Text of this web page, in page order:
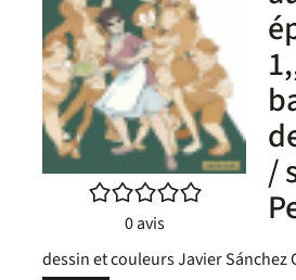
/5
0avis
/
dessin et couleurs Javier Sánchez